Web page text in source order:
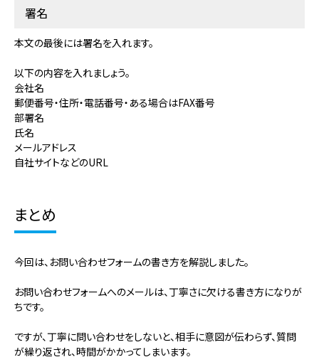
署名
本文の最後には署名を入れます。
以下の内容を入れましょう。
会社名
郵便番号・住所・電話番号・ある場合はFAX番号
部署名
氏名
メールアドレス
自社サイトなどのURL
まとめ
今回は、お問い合わせフォームの書き方を解説しました。
お問い合わせフォームへのメールは、丁寧さに欠ける書き方になりが
ちです。
ですが、丁寧に問い合わせをしないと、相手に意図が伝わらず、質問
が繰り返され、時間がかかってしまいます。